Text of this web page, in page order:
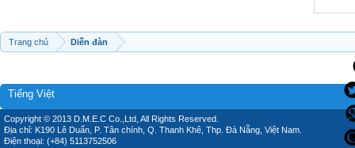
Trang chủ Diễn đàn
Tiếng Việt
Copyright © 2013 D.M.E.C Co.,Ltd, All Rights Reserved.
Địa chỉ: K190 Lê Duẩn, P. Tân chính, Q. Thanh Khê, Thp. Đà Nẵng, Việt Nam.
Điện thoại: (+84) 5113752506